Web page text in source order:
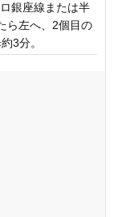
銀座線または半
ら左へ、2個目の
3分。